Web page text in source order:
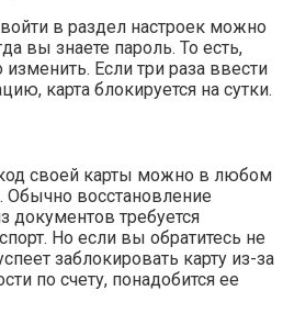
в раздел настроек можно
вы знаете пароль. То есть,
Если три раза ввести
карта блокируется на сутки.
своей карты можно в любом
Обычно восстановление
документов требуется
Но если вы обратитесь не
заблокировать карту из-за
по счету, понадобится ее